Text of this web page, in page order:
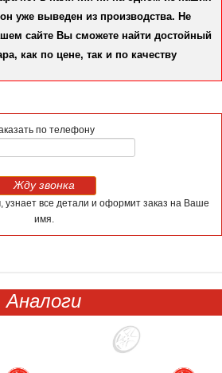
уже выведен из производства. Не
сайте Вы сможете найти достойный
как по цене, так и по качеству
по телефону
Жду звонка
узнает все детали и оформит заказ на Ваше
имя.
Аналоги